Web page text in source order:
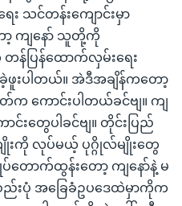
း သင်တန်းကျောင်းမှာ
ာ့ ကျနော် သူတို့ကို
ပြန်ထောက်လှမ်းရေး
ဖူးပါတယ်။ အဲဒီအချိန်ကတော့
ကောင်းပါတယ်ခင်ဗျ။ ကျ
င်းတွေပါခင်ဗျ။ တိုင်းပြည်
းကို လုပ်မယ့် ပုဂ္ဂိုလ်မျိုးတွေ
ောက်ထွန်းတော့ ကျနော်နဲ့ မ
ည်းပုံ အခြေခံဥပဒေထဲမှာကိုက